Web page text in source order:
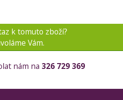
k tomuto zboží?
Vám.
nám na 326 729 369